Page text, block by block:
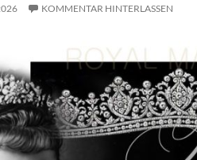
KOMMENTAR HINTERLASSEN